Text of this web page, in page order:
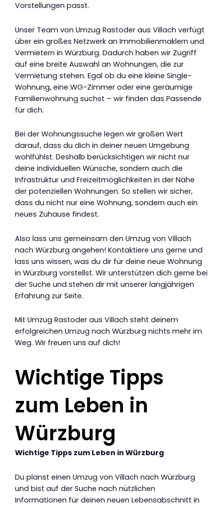
Vorstellungen passt.
Unser Team von Umzug Rastoder aus Villach verfügt
über ein großes Netzwerk an Immobilienmaklern und
Vermietern in Würzburg. Dadurch haben wir Zugriff
auf eine breite Auswahl an Wohnungen, die zur
Vermietung stehen. Egal ob du eine kleine Single-
Wohnung, eine WG-Zimmer oder eine geräumige
Familienwohnung suchst – wir finden das Passende
für dich.
Bei der Wohnungssuche legen wir großen Wert
darauf, dass du dich in deiner neuen Umgebung
wohlfühlst. Deshalb berücksichtigen wir nicht nur
deine individuellen Wünsche, sondern auch die
Infrastruktur und Freizeitmöglichkeiten in der Nähe
der potenziellen Wohnungen. So stellen wir sicher,
dass du nicht nur eine Wohnung, sondern auch ein
neues Zuhause findest.
Also lass uns gemeinsam den Umzug von Villach
nach Würzburg angehen! Kontaktiere uns gerne und
lass uns wissen, was du dir für deine neue Wohnung
in Würzburg vorstellst. Wir unterstützen dich gerne bei
der Suche und stehen dir mit unserer langjährigen
Erfahrung zur Seite.
Mit Umzug Rastoder aus Villach steht deinem
erfolgreichen Umzug nach Würzburg nichts mehr im
Weg. Wir freuen uns auf dich!
Wichtige Tipps
zum Leben in
Würzburg
Wichtige Tipps zum Leben in Würzburg
Du planst einen Umzug von Villach nach Würzburg
und bist auf der Suche nach nützlichen
Informationen für deinen neuen Lebensabschnitt in